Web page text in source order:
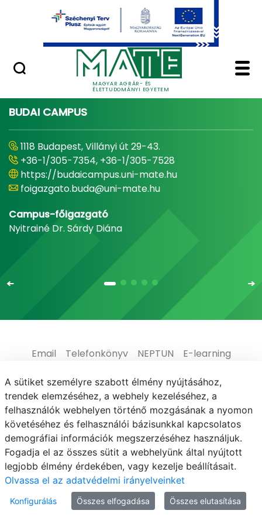
Ugrás a fő tartalomhoz
MAGYAR AGRÁR- ÉS
ÉLETTUDOMÁNYI EGYETEM
Minőségügy
Home - Magyar
BUDAI CAMPUS
1118 Budapest, Villányi út 29-43.
+36-1/305-7354, +36-1/305-7528
https://budaicampus.uni-mate.hu
foigazgato.buda@uni-mate.hu
Campus-főigazgató
Nyitrainé Dr. Sárdy Diána
Email Telefonkönyv NEPTUN
E-learning
Médiaközpont
Informatikai Igazgatóság
Adatvédelem
© MATE 2021
A sütiket személyre szabott élmény nyújtásához,
trendek elemzéséhez, a webhely kezeléséhez, a
felhasználók webhelyen történő mozgásának a nyomon
követéséhez és felhasználói bázisunkkal kapcsolatos
demográfiai információk megszerzéséhez használjuk.
Fogadja el az összes sütit a webhelyünk által nyújtott
legjobb élmény érdekében, vagy kezelje beállításait.
Olvassa el az adatvédelmi irányelveinket
Konfigurálás Összes elfogadása Összes elutasítása